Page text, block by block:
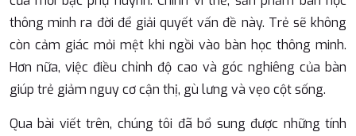
thông minh ra đời để giải quyết vấn đề này. Trẻ sẽ không
còn cảm giác mỏi mệt khi ngồi vào bàn học thông minh.
Hơn nữa, việc điều chỉnh độ cao và góc nghiêng của bàn
giúp trẻ giảm nguy cơ cận thị, gù lưng và vẹo cột sống.
Qua bài viết trên, chúng tôi đã bổ sung được những tính